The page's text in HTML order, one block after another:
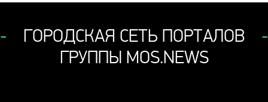
ГОРОДСКАЯ СЕТЬ ПОРТАЛОВ
ГРУППЫ MOS.NEWS